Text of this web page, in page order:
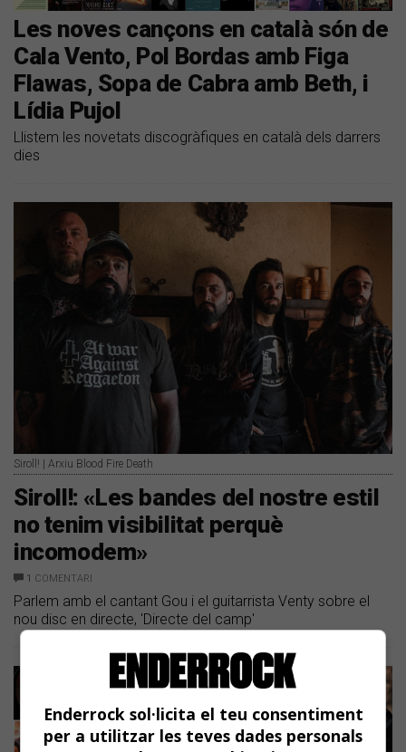
Les noves cançons en català són de
Cala Vento, Pol Bordas amb Figa
Flawas, Sopa de Cabra amb Beth, i
Lídia Pujol
Llistem les novetats discogràfiques en català dels darrers
dies
Siroll! | Arxiu Blood Fire Death
Siroll!: «Les bandes del nostre estil
no tenim visibilitat perquè
incomodem»
1 COMENTARI
Parlem amb el cantant Gou i el guitarrista Venty sobre el
nou disc en directe, 'Directe del camp'
Enderrock sol·licita el teu consentiment
per a utilitzar les teves dades personals